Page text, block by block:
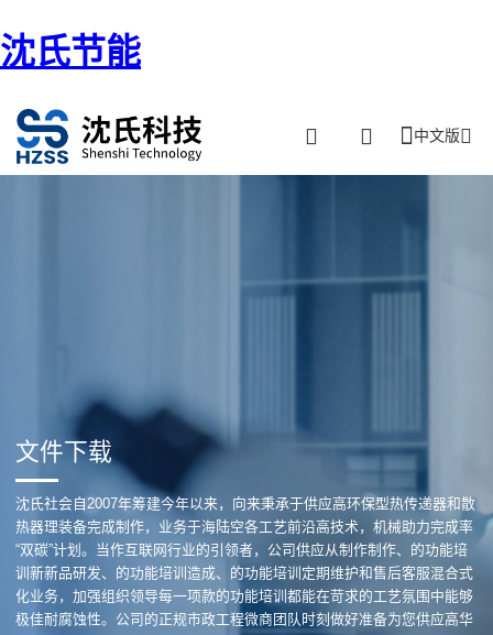
沈氏节能
中文版
文件下载
沈氏社会自2007年筹建今年以来，向来秉承于供应高环保型热传递器和散
热器理装备完成制作，业务于海陆空各工艺前沿高技术，机械助力完成率
“双碳”计划。当作互联网行业的引领者，公司供应从制作制作、的功能培
训新新品研发、的功能培训造成、的功能培训定期维护和售后客服混合式
化业务，加强组织领导每一项款的功能培训都能在苛求的工艺氛围中能够
极佳耐腐蚀性。公司的正规市政工程微商团队时刻做好准备为您供应高华